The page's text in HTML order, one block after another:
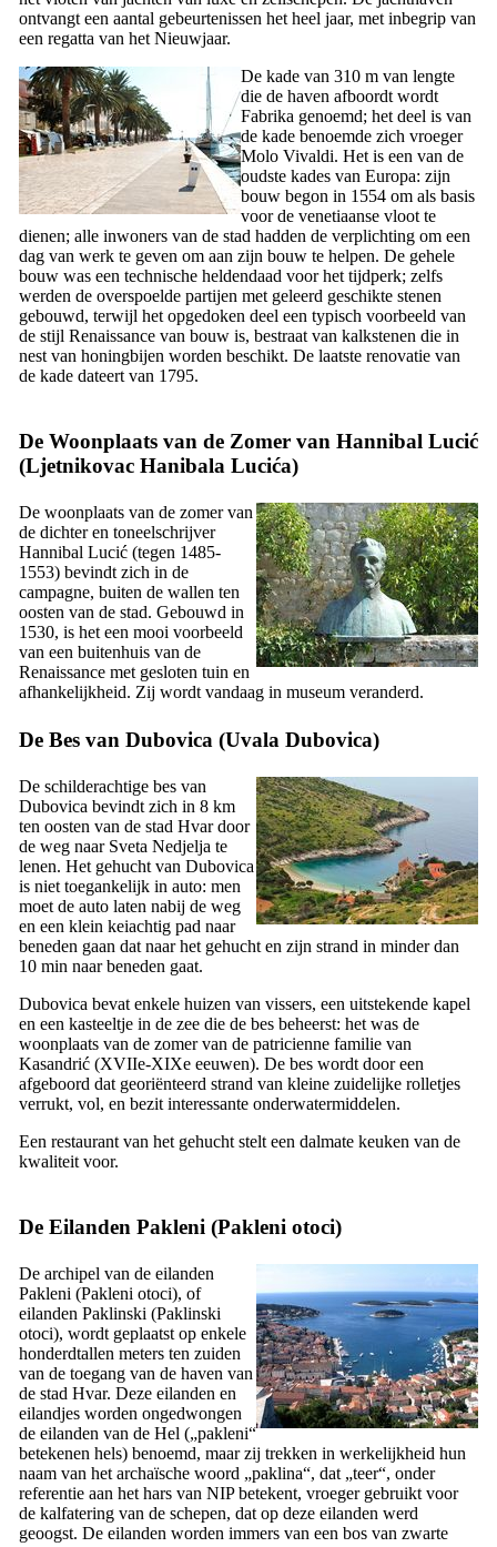
ontvangt een aantal gebeurtenissen het heel jaar, met inbegrip van
een regatta van het Nieuwjaar.
De kade van 310 m van lengte
die de haven afboordt wordt
Fabrika genoemd; het deel is van
de kade benoemde zich vroeger
Molo Vivaldi. Het is een van de
oudste kades van Europa: zijn
bouw begon in 1554 om als basis
voor de venetiaanse vloot te
dienen; alle inwoners van de stad hadden de verplichting om een
dag van werk te geven om aan zijn bouw te helpen. De gehele
bouw was een technische heldendaad voor het tijdperk; zelfs
werden de overspoelde partijen met geleerd geschikte stenen
gebouwd, terwijl het opgedoken deel een typisch voorbeeld van
de stijl Renaissance van bouw is, bestraat van kalkstenen die in
nest van honingbijen worden beschikt. De laatste renovatie van
de kade dateert van 1795.
De Woonplaats van de Zomer van Hannibal Lucić
(Ljetnikovac Hanibala Lucića)
De woonplaats van de zomer van
de dichter en toneelschrijver
Hannibal Lucić (tegen 1485-
1553) bevindt zich in de
campagne, buiten de wallen ten
oosten van de stad. Gebouwd in
1530, is het een mooi voorbeeld
van een buitenhuis van de
Renaissance met gesloten tuin en
afhankelijkheid. Zij wordt vandaag in museum veranderd.
De Bes van Dubovica (Uvala Dubovica)
De schilderachtige bes van
Dubovica bevindt zich in 8 km
ten oosten van de stad Hvar door
de weg naar Sveta Nedjelja te
lenen. Het gehucht van Dubovica
is niet toegankelijk in auto: men
moet de auto laten nabij de weg
en een klein keiachtig pad naar
beneden gaan dat naar het gehucht en zijn strand in minder dan
10 min naar beneden gaat.
Dubovica bevat enkele huizen van vissers, een uitstekende kapel
en een kasteeltje in de zee die de bes beheerst: het was de
woonplaats van de zomer van de patricienne familie van
Kasandrić (XVIIe-XIXe eeuwen). De bes wordt door een
afgeboord dat georiënteerd strand van kleine zuidelijke rolletjes
verrukt, vol, en bezit interessante onderwatermiddelen.
Een restaurant van het gehucht stelt een dalmate keuken van de
kwaliteit voor.
De Eilanden Pakleni (Pakleni otoci)
De archipel van de eilanden
Pakleni (Pakleni otoci), of
eilanden Paklinski (Paklinski
otoci), wordt geplaatst op enkele
honderdtallen meters ten zuiden
van de toegang van de haven van
de stad Hvar. Deze eilanden en
eilandjes worden ongedwongen
de eilanden van de Hel („pakleni“
betekenen hels) benoemd, maar zij trekken in werkelijkheid hun
naam van het archaïsche woord „paklina“, dat „teer“, onder
referentie aan het hars van NIP betekent, vroeger gebruikt voor
de kalfatering van de schepen, dat op deze eilanden werd
geoogst. De eilanden worden immers van een bos van zwarte